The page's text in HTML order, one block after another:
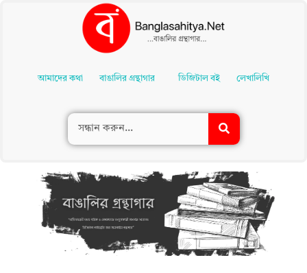
Contentআমাদের কথা বাঙালির গ্রন্থাগার ডিজিটাল বই লেখালিখি